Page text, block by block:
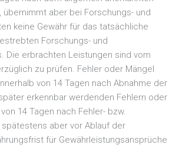
übernimmt aber bei Forschungs- und
keine Gewähr für das tatsächliche
Forschungs- und
Die erbrachten Leistungen sind vom
zu prüfen. Fehler oder Mängel
von 14 Tagen nach Abnahme der
erkennbar werdenden Fehlern oder
14 Tagen nach Fehler- bzw.
spätestens aber vor Ablauf der
für Gewährleistungsansprüche